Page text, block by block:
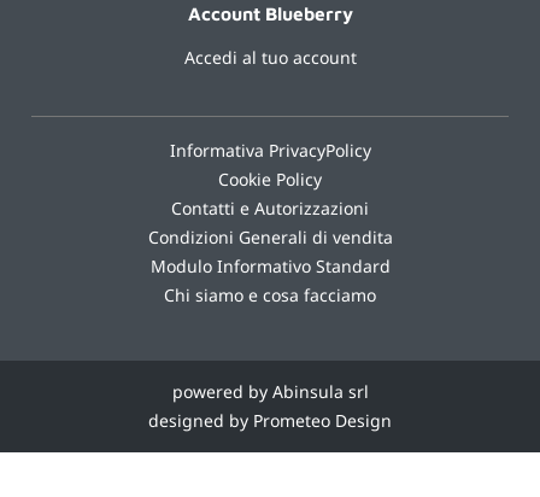
Account Blueberry
Accedi al tuo account
Informativa PrivacyPolicy
Cookie Policy
Contatti e Autorizzazioni
Condizioni Generali di vendita
Modulo Informativo Standard
Chi siamo e cosa facciamo
powered by Abinsula srl
designed by Prometeo Design